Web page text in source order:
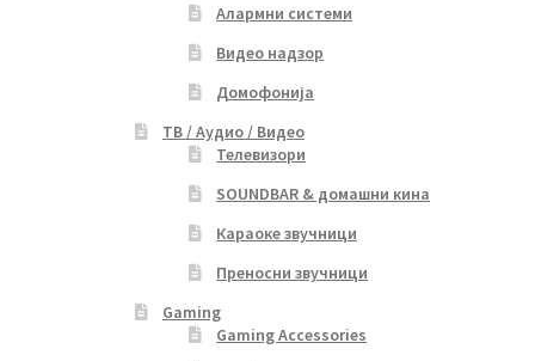
Алармни системи
Видео надзор
Домофонија
ТВ / Аудио / Видео
Телевизори
SOUNDBAR & домашни кина
Караоке звучници
Преносни звучници
Gaming
Gaming Accessories